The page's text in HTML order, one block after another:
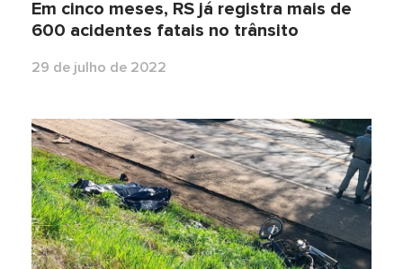
Em cinco meses, RS já registra mais de
600 acidentes fatais no trânsito
29 de julho de 2022